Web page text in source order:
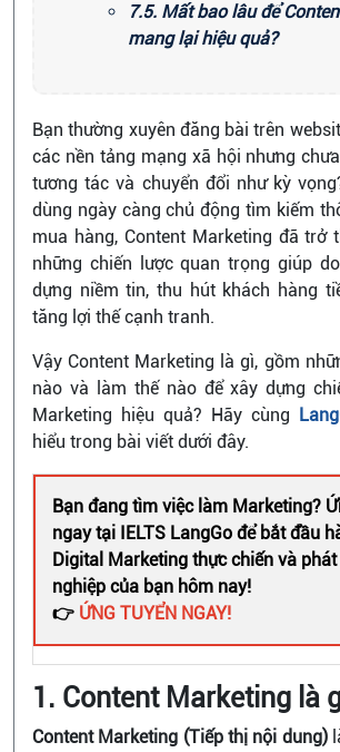
7.5. Mất bao lâu để
mang lại hiệu quả?
Bạn thường xuyên đăng bài trên
các nền tảng mạng xã hội nhưng
tương tác và chuyển đổi như kỳ
dùng ngày càng chủ động tìm kiếm
mua hàng, Content Marketing đã trở
những chiến lược quan trọng giúp
dựng niềm tin, thu hút khách hàng
tăng lợi thế cạnh tranh.
Vậy Content Marketing là gì, gồm
nào và làm thế nào để xây dựng
Marketing hiệu quả? Hãy cùng
hiểu trong bài viết dưới đây.
Bạn đang tìm việc làm Marketing?
ngay tại IELTS LangGo để bắt đầu
Digital Marketing thực chiến và
nghiệp của bạn hôm nay!
👉 ỨNG TUYỂN NGAY!
1. Content Marketing là
Content Marketing (Tiếp thị nội dung)